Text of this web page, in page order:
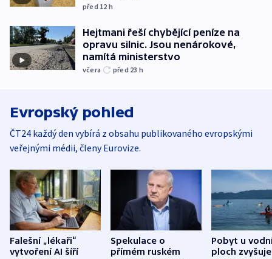
před 12 h
Hejtmani řeší chybějící peníze na
opravu silnic. Jsou nenárokové,
namítá ministerstvo
včera před 23 h
Evropský pohled
ČT24 každý den vybírá z obsahu publikovaného evropskými
veřejnými médii, členy Eurovize.
Falešní „lékaři“
vytvoření AI šíří
Spekulace o
přímém ruském
Pobyt u
ploch zvyšuje